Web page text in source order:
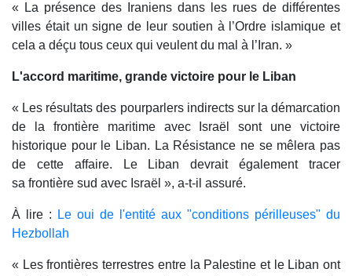
« La présence des Iraniens dans les rues de différentes
villes était un signe de leur soutien à l’Ordre islamique et
cela a déçu tous ceux qui veulent du mal à l’Iran. »
L'accord maritime, grande victoire pour le Liban
« Les résultats des pourparlers indirects sur la démarcation
de la frontière maritime avec Israël sont une victoire
historique pour le Liban. La Résistance ne se mêlera pas
de cette affaire. Le Liban devrait également tracer
sa frontière sud avec Israël », a-t-il assuré.
À lire :
Le oui de l'entité aux "conditions périlleuses" du
Hezbollah
« Les frontières terrestres entre la Palestine et le Liban ont